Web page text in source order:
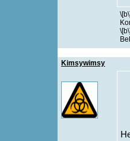
Kimsywimsy